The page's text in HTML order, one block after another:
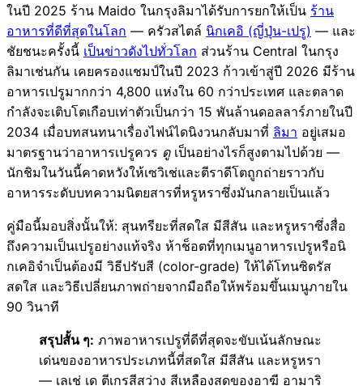
ในปี 2025 ร้าน Maido ในกรุงลิมาได้รับการยกให้เป็น ร้าน
อาหารที่ดีที่สุดในโลก — ครัวสไตล์ นิกเคอิ (ญี่ปุ่น-เปรู) — และ
ชัยชนะครั้งนี้ เป็นข่าวดังไปทั่วโลก ส่วนร้าน Central ในกรุง
ลิมาเช่นกัน เคยครองแชมป์ในปี 2023 ก้าวเข้าสู่ปี 2026 มีร้าน
อาหารเปรูมากกว่า 4,800 แห่งใน 60 กว่าประเทศ และตลาด
กำลังจะเติบโตเกือบเท่าตัวเป็นกว่า 15 พันล้านดอลลาร์ภายในปี
2034 เมื่อบทสนทนาเรื่องไฟน์ไดนิงวนกลับมาที่ ลิมา อยู่เสมอ
มาตรฐานว่าอาหารเปรูควร ดูเป็นอย่างไรก็สูงตามไปด้วย —
นักชิมในวันนี้คาดหวังให้เซวิเช่และตีราดีโตถูกถ่ายราวกับ
อาหารระดับบทความนิตยสารที่หรูหราซึ่งมันกลายเป็นแล้ว
คู่มือนี้มอบสิ่งนั้นให้: สุนทรียะที่สดใส มีสีสัน และหรูหราซึ่งสื่อ
ถึงความเป็นเปรูอย่างแท้จริง ห้าช็อตที่ทุกเมนูอาหารเปรูหรือนิ
กเคอิจำเป็นต้องมี วิธีปรับสี (color-grade) ให้ได้โทนซิตรัส
สดใส และวิธีเปลี่ยนภาพถ่ายจากมือถือให้พร้อมขึ้นเมนูภายใน
90 วินาที
สรุปสั้น ๆ: ภาพอาหารเปรูที่ดีที่สุดจะขับเน้นลักษณะ
เด่นของอาหารประเภทนี้ที่สดใส มีสีสัน และหรูหรา
— เลเช่ เด ตีเกรสีสว่าง สีเหลืองสดของอาฆี อามาริ